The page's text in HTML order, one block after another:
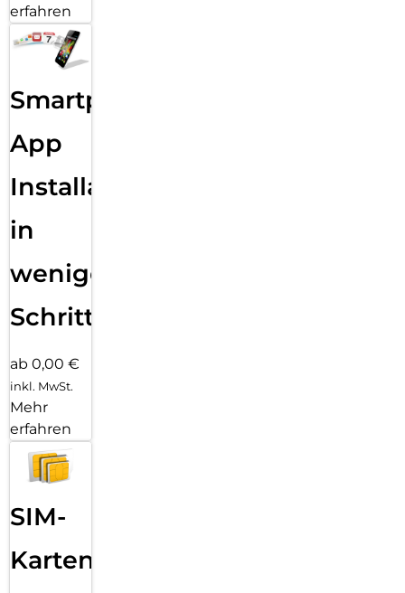
erfahren
Smartphone
App
Installation
in
wenigen
Schritten
ab 0,00 €
inkl. MwSt.
Mehr
erfahren
SIM-
Karten